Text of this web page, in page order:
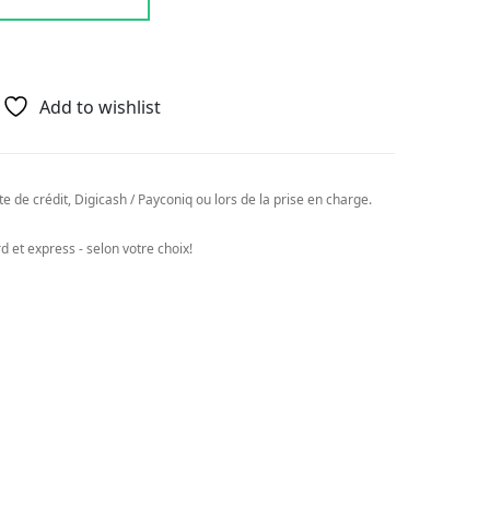
Add to wishlist
de crédit, Digicash / Payconiq ou lors de la prise en charge.
et express - selon votre choix!